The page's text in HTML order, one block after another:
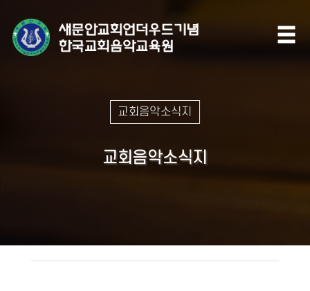
교회음악소식지
교회음악소식지